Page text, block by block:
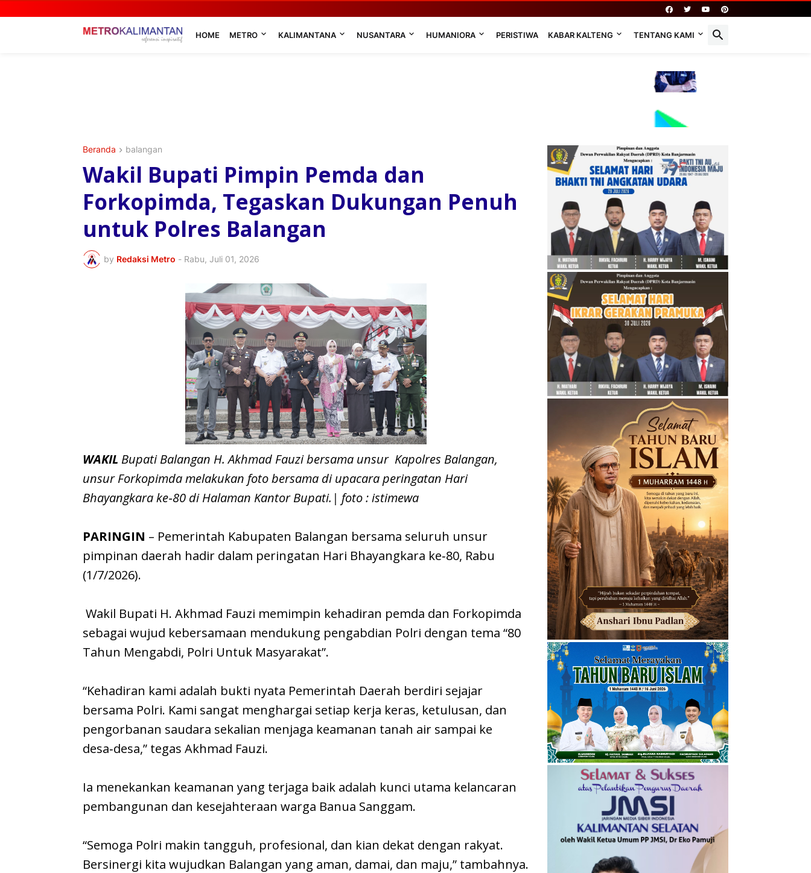
HOME METRO KALIMANTANA NUSANTARA HUMANIORA PERISTIWA KABAR KALTENG TENTANG KAMI
Beranda balangan
Wakil Bupati Pimpin Pemda dan
Forkopimda, Tegaskan Dukungan Penuh
untuk Polres Balangan
by Redaksi Metro - Rabu, Juli 01, 2026
WAKIL Bupati Balangan H. Akhmad Fauzi bersama unsur Kapolres Balangan,
unsur Forkopimda melakukan foto bersama di upacara peringatan Hari
Bhayangkara ke‑80 di Halaman Kantor Bupati.| foto : istimewa
PARINGIN – Pemerintah Kabupaten Balangan bersama seluruh unsur
pimpinan daerah hadir dalam peringatan Hari Bhayangkara ke‑80, Rabu
(1/7/2026).
Wakil Bupati H. Akhmad Fauzi memimpin kehadiran pemda dan Forkopimda
sebagai wujud kebersamaan mendukung pengabdian Polri dengan tema “80
Tahun Mengabdi, Polri Untuk Masyarakat”.
“Kehadiran kami adalah bukti nyata Pemerintah Daerah berdiri sejajar
bersama Polri. Kami sangat menghargai setiap kerja keras, ketulusan, dan
pengorbanan saudara sekalian menjaga keamanan tanah air sampai ke
desa‑desa,” tegas Akhmad Fauzi.
Ia menekankan keamanan yang terjaga baik adalah kunci utama kelancaran
pembangunan dan kesejahteraan warga Banua Sanggam.
“Semoga Polri makin tangguh, profesional, dan kian dekat dengan rakyat.
Bersinergi kita wujudkan Balangan yang aman, damai, dan maju,” tambahnya.